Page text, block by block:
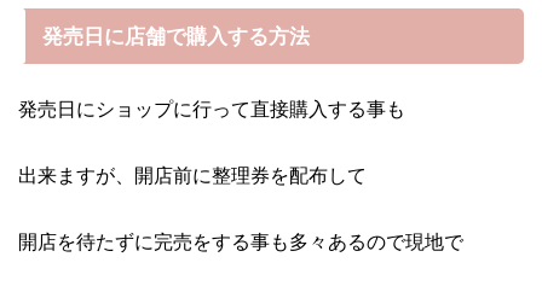
発売日に店舗で購入する方法
発売日にショップに行って直接購入する事も
出来ますが、開店前に整理券を配布して
開店を待たずに完売をする事も多々あるので現地で